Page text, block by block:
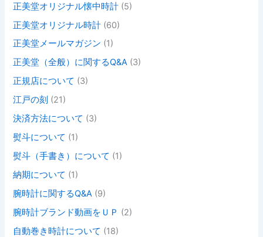
正美堂オリジナル懐中時計 (5)
正美堂オリジナル時計 (60)
正美堂メールマガジン (1)
正美堂（全般）に関するQ&A (3)
正規店について (3)
江戸の刻 (21)
決済方法について (3)
熨斗について (1)
熨斗（手書き）について (1)
納期について (1)
腕時計に関するQ&A (9)
腕時計ブランド動画をＵＰ (2)
自動巻き時計について (18)